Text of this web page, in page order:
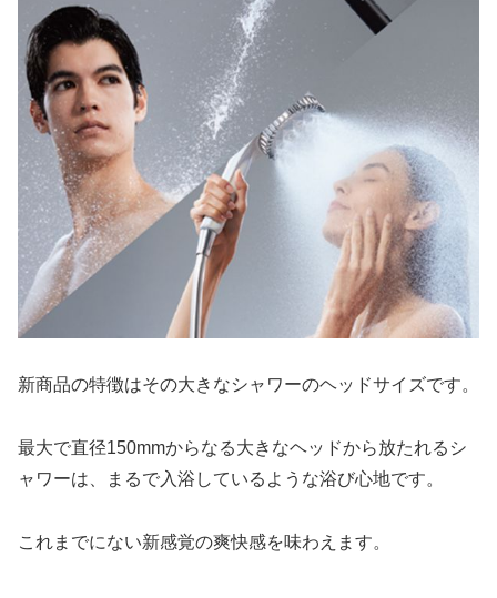
新商品の特徴はその大きなシャワーのヘッドサイズです。
最大で直径150mmからなる大きなヘッドから放たれるシ
ャワーは、まるで入浴しているような浴び心地です。
これまでにない新感覚の爽快感を味わえます。